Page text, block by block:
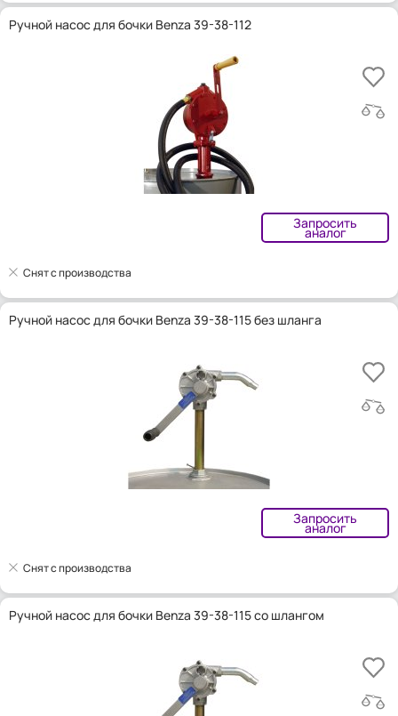
Ручной насос для бочки Benza 39-38-112
Запросить
аналог
Снят с производства
Ручной насос для бочки Benza 39-38-115 без шланга
Запросить
аналог
Снят с производства
Ручной насос для бочки Benza 39-38-115 со шлангом